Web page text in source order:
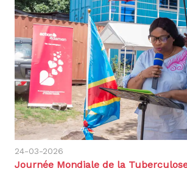
24-03-2026